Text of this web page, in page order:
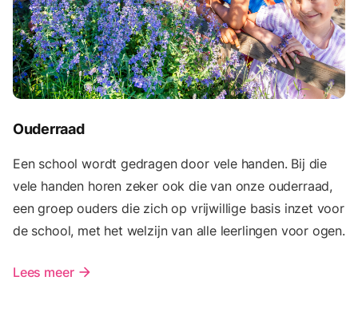
Ouderraad
Een school wordt gedragen door vele handen. Bij die
vele handen horen zeker ook die van onze ouderraad,
een groep ouders die zich op vrijwillige basis inzet voor
de school, met het welzijn van alle leerlingen voor ogen.
Lees meer arrow_forward